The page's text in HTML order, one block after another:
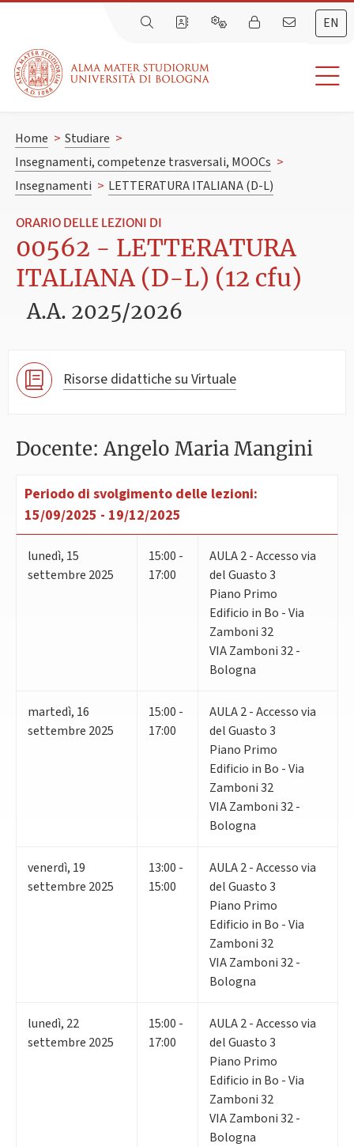
EN
Home > Studiare >
Insegnamenti, competenze trasversali, MOOCs >
Insegnamenti > LETTERATURA ITALIANA (D-L)
ORARIO DELLE LEZIONI DI
00562 - LETTERATURA
ITALIANA (D-L) (12 cfu)
A.A. 2025/2026
Risorse didattiche su Virtuale
Docente: Angelo Maria Mangini
Periodo di svolgimento delle lezioni:
15/09/2025 - 19/12/2025
lunedì, 15
settembre 2025
15:00 -
17:00
AULA 2 - Accesso via
del Guasto 3
Piano Primo
Edificio in Bo - Via
Zamboni 32
VIA Zamboni 32 -
Bologna
martedì, 16
settembre 2025
15:00 -
17:00
AULA 2 - Accesso via
del Guasto 3
Piano Primo
Edificio in Bo - Via
Zamboni 32
VIA Zamboni 32 -
Bologna
venerdì, 19
settembre 2025
13:00 -
15:00
AULA 2 - Accesso via
del Guasto 3
Piano Primo
Edificio in Bo - Via
Zamboni 32
VIA Zamboni 32 -
Bologna
lunedì, 22
settembre 2025
15:00 -
17:00
AULA 2 - Accesso via
del Guasto 3
Piano Primo
Edificio in Bo - Via
Zamboni 32
VIA Zamboni 32 -
Bologna